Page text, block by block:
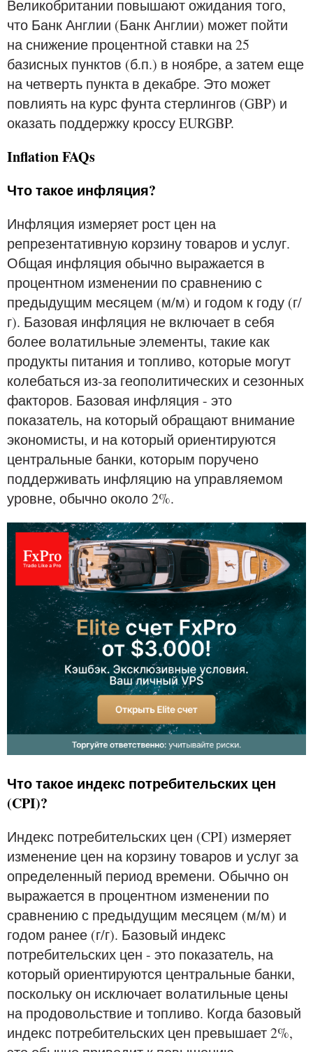
Великобритании повышают ожидания того,
что Банк Англии (Банк Англии) может пойти
на снижение процентной ставки на 25
базисных пунктов (б.п.) в ноябре, а затем еще
на четверть пункта в декабре. Это может
повлиять на курс фунта стерлингов (GBP) и
оказать поддержку кроссу EURGBP.
Inflation FAQs
Что такое инфляция?
Инфляция измеряет рост цен на
репрезентативную корзину товаров и услуг.
Общая инфляция обычно выражается в
процентном изменении по сравнению с
предыдущим месяцем (м/м) и годом к году (г/
г). Базовая инфляция не включает в себя
более волатильные элементы, такие как
продукты питания и топливо, которые могут
колебаться из-за геополитических и сезонных
факторов. Базовая инфляция - это
показатель, на который обращают внимание
экономисты, и на который ориентируются
центральные банки, которым поручено
поддерживать инфляцию на управляемом
уровне, обычно около 2%.
Что такое индекс потребительских цен
(CPI)?
Индекс потребительских цен (CPI) измеряет
изменение цен на корзину товаров и услуг за
определенный период времени. Обычно он
выражается в процентном изменении по
сравнению с предыдущим месяцем (м/м) и
годом ранее (г/г). Базовый индекс
потребительских цен - это показатель, на
который ориентируются центральные банки,
поскольку он исключает волатильные цены
на продовольствие и топливо. Когда базовый
индекс потребительских цен превышает 2%,